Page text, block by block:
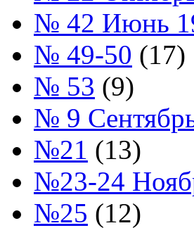
№ 42 Июнь
№ 49-50 (17)
№ 53 (9)
№ 9
№21 (13)
№23-24
№25 (12)